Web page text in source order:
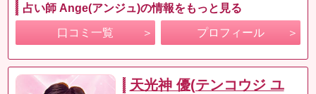
占い師 Ange(アンジュ)の情報をもっと見る
口コミ一覧 プロフィール
天光神 優(テンコウジ ユ